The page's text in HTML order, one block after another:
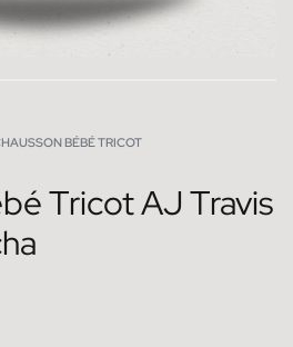
BÉBÉ TRICOT
Tricot AJ Travis